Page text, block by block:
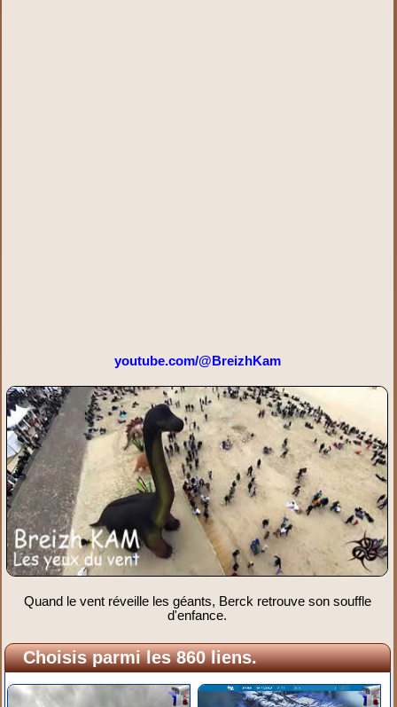
youtube.com/@BreizhKam
Quand le vent réveille les géants, Berck retrouve son souffle
d'enfance.
Choisis parmi les 860 liens.